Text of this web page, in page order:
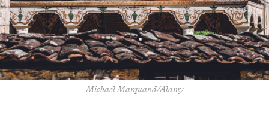
Michael Marquand/Alamy